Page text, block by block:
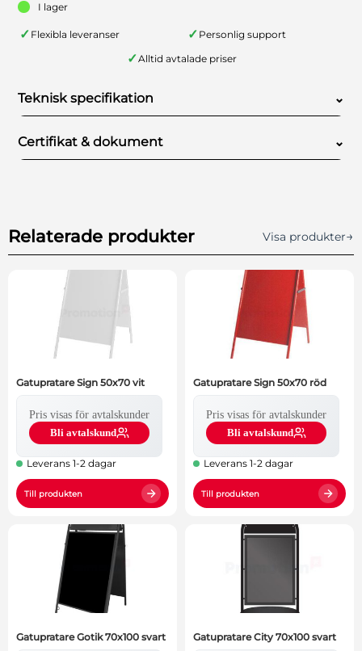
I lager
✓ Flexibla leveranser ✓ Personlig support
✓Alltid avtalade priser
Teknisk specifikation ⌄
Certifikat & dokument ⌄
Relaterade produkter Visa produkter→
Gatupratare Sign 50x70 vit
Pris visas för avtalskunder
Bli avtalskund
Leverans 1-2 dagar
Till produkten
Gatupratare Sign 50x70 röd
Pris visas för avtalskunder
Bli avtalskund
Leverans 1-2 dagar
Till produkten
Gatupratare Gotik 70x100 svart Gatupratare City 70x100 svart